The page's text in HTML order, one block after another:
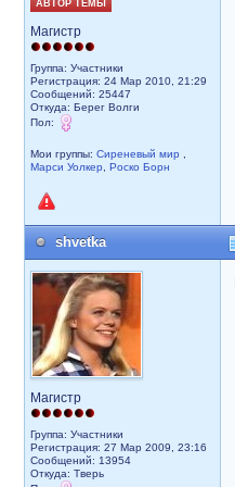
АВТОР ТЕМЫ
Магистр
Группа: Участники
Регистрация: 24 Мар 2010, 21:29
Сообщений: 25447
Откуда: Берег Волги
Пол:
Мои группы: Сиреневый мир ,
Марси Уолкер, Роско Борн
shvetka
Магистр
Группа: Участники
Регистрация: 27 Мар 2009, 23:16
Сообщений: 13954
Откуда: Тверь